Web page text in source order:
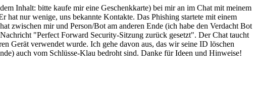
Inhalt: bitte kaufe mir eine Geschenkkarte) bei mir an im Chat mit meinem
hat nur wenige, uns bekannte Kontakte. Das Phishing startete mit einem
zwischen mir und Person/Bot am anderen Ende (ich habe den Verdacht Bot
"Perfect Forward Security-Sitzung zurück gesetzt". Der Chat taucht
Gerät verwendet wurde. Ich gehe davon aus, das wir seine ID löschen
auch vom Schlüsse-Klau bedroht sind. Danke für Ideen und Hinweise!